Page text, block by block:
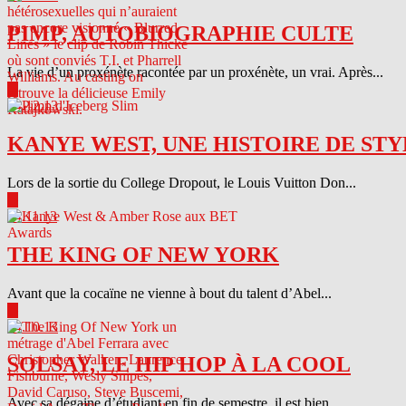
PIMP, AUTOBIOGRAPHIE CULTE
La vie d’un proxénète racontée par un proxénète, un vrai. Après...
04.12.13
KANYE WEST, UNE HISTOIRE DE
Lors de la sortie du College Dropout, le Louis Vuitton Don...
04.11.13
THE KING OF NEW YORK
Avant que la cocaïne ne vienne à bout du talent d’Abel...
04.10.13
SOLSAY, LE HIP HOP À LA COOL